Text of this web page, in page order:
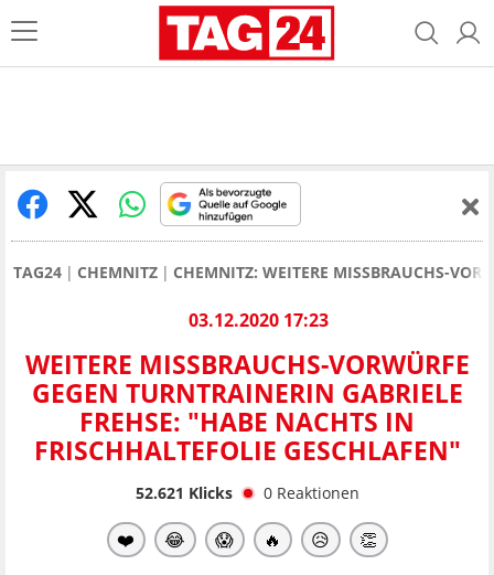
TAG24 CHEMNITZ CHEMNITZ: WEITERE MISSBRAUCHS-
03.12.2020 17:23
WEITERE MISSBRAUCHS-VORWÜRFE
GEGEN TURNTRAINERIN GABRIELE
FREHSE: "HABE NACHTS IN
FRISCHHALTEFOLIE GESCHLAFEN"
52.621 Klicks 0 Reaktionen
❤️ 😂 😱 🔥 😥 👏